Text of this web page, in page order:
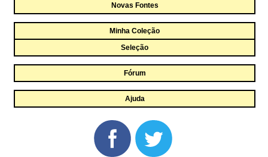
Novas Fontes
Minha Coleção
Seleção
Fórum
Ajuda